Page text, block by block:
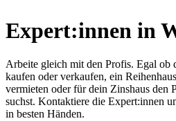
Expert:innen in
Arbeite gleich mit den Profis. Egal ob
kaufen oder verkaufen, ein
vermieten oder für dein Zinshaus den
suchst. Kontaktiere die Expert:innen
in besten Händen.